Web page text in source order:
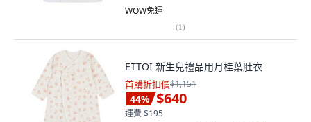
WOW免運
(1)
ETTOI 新生兒禮品用月桂葉肚衣
首購折扣價$1,151
44% $640
運費 $195